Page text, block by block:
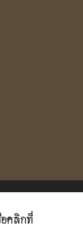
คลิกที่